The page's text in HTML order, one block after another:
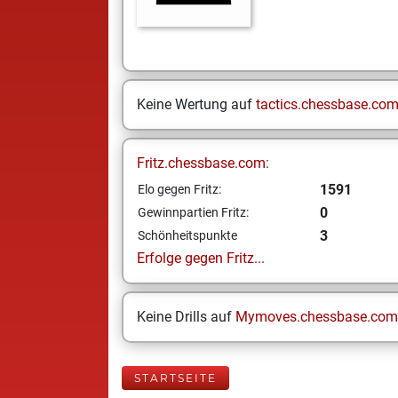
Keine Wertung auf tactics.chessbase.com
Fritz.chessbase.com:
Elo gegen Fritz: 1591
Gewinnpartien Fritz: 0
Schönheitspunkte
3
Erfolge gegen Fritz...
Keine Drills auf Mymoves.chessbase.com
STARTSEITE